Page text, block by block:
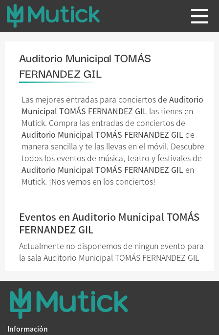
Auditorio Municipal TOMÁS
FERNANDEZ GIL
Las mejores entradas para conciertos de Auditorio
Municipal TOMÁS FERNANDEZ GIL las tienes en
Mutick. Compra las entradas de conciertos de
Auditorio Municipal TOMÁS FERNANDEZ GIL de
manera sencilla y te las llevas en el móvil. Descubre
todos los eventos de música, teatro y festivales de
Auditorio Municipal TOMÁS FERNANDEZ GIL en
Mutick. ¡Nos vemos en los conciertos!
Eventos en Auditorio Municipal TOMÁS
FERNANDEZ GIL
Actualmente no disponemos de ningun evento para
la sala Auditorio Municipal TOMÁS FERNANDEZ GIL
Información